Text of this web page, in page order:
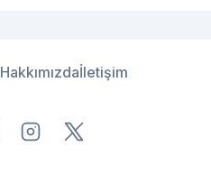
Hakkımızdaİletişim